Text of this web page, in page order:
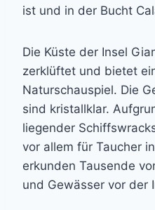
ist und in der Bucht
Die Küste der Insel
zerklüftet und bietet
Naturschauspiel. Die
sind kristallklar.
liegender
vor allem für Taucher
erkunden Tausende
und Gewässer vor der